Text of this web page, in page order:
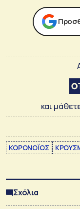
και
ΚΟΡΟΝΟΪΟΣ
Σχόλια